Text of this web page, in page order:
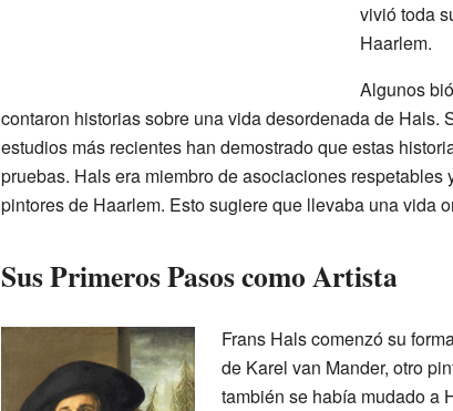
vivió toda
Haarlem.
Algunos
contaron historias sobre una vida desordenada de Hals.
estudios más recientes han demostrado que estas
pruebas. Hals era miembro de asociaciones respetables
pintores de Haarlem. Esto sugiere que llevaba una vida
Sus Primeros Pasos como Artista
Frans Hals comenzó su
de Karel van Mander, otro
también se había mudado a